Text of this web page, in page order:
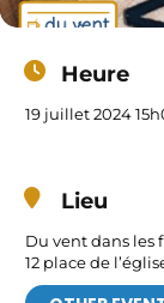
Heure
19 juillet 2024
Lieu
Du vent dans les
12 place de